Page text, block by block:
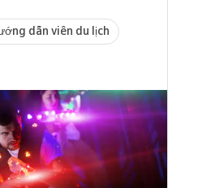
dẫn viên du lịch